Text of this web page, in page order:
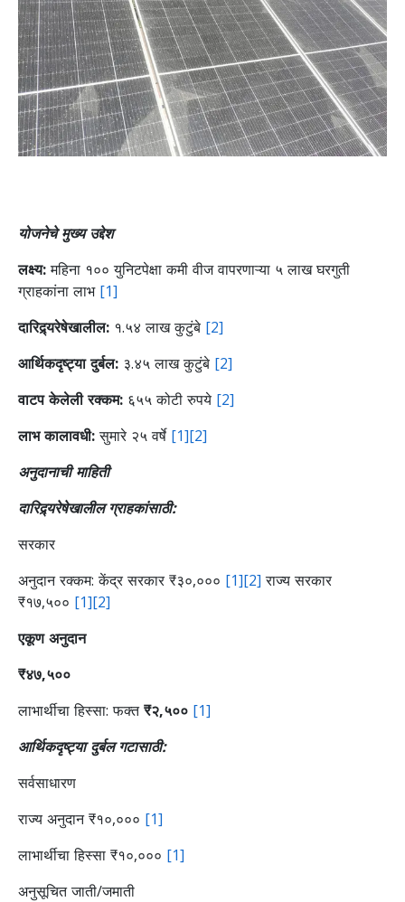
योजनेचे मुख्य उद्देश
लक्ष्य:महिना १०० युनिटपेक्षा कमी वीज वापरणाऱ्या ५ लाख घरगुती
ग्राहकांना लाभ [1]
दारिद्र्यरेषेखालील: १.५४ लाख कुटुंबे [2]
आर्थिकदृष्ट्या दुर्बल: ३.४५ लाख कुटुंबे [2]
वाटप केलेली रक्कम: ६५५ कोटी रुपये [2]
लाभ कालावधी:सुमारे २५ वर्षे [1][2]
अनुदानाची माहिती
दारिद्र्यरेषेखालील ग्राहकांसाठी:
सरकार
अनुदान रक्कम: केंद्र सरकार ₹३०,००० [1][2] राज्य सरकार
₹१७,५०० [1][2]
एकूण अनुदान
₹४७,५००
लाभार्थीचा हिस्सा: फक्त₹२,५०० [1]
आर्थिकदृष्ट्या दुर्बल गटासाठी:
सर्वसाधारण
राज्य अनुदान ₹१०,००० [1]
लाभार्थीचा हिस्सा ₹१०,००० [1]
अनुसूचित जाती/जमाती